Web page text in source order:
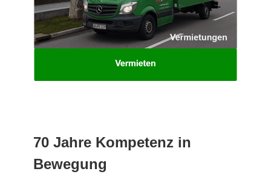
70 Jahre Kompetenz in
Bewegung